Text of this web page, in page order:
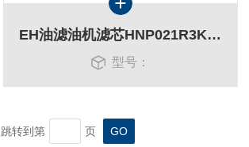
EH油滤油机滤芯HNP021R3KZZC
型号：
跳转到第 页